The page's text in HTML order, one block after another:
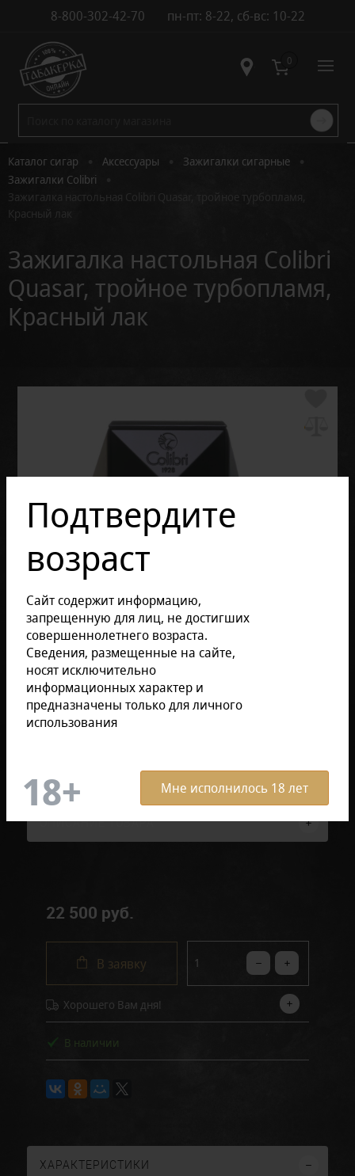
8-800-302-42-70 пн-пт: 8-22, сб-вс: 10-22
Контакты 0
Каталог сигар Аксессуары Зажигалки сигарные
Зажигалки Colibri
Зажигалка настольная Colibri Quasar, тройное турбопламя,
Красный лак
Зажигалка настольная Colibri
Quasar, тройное турбопламя,
Красный лак
Подтвердите
возраст
Сайт содержит информацию,
запрещенную для лиц, не достигших
совершеннолетнего возраста.
Сведения, размещенные на сайте,
носят исключительно
информационных характер и
предназначены только для личного
использования
Мне исполнилось 18 лет
Отзывов: 0 Артикул:AKS-LI710T1
ОПИСАНИЕ ТОВАРА
22 500 руб.
В заявку
Хорошего Вам дня!
В наличии
ХАРАКТЕРИСТИКИ